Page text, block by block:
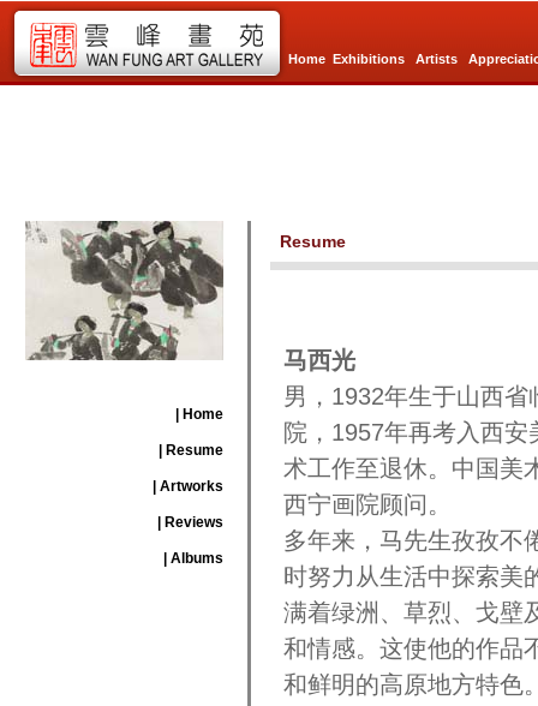
Home Exhibitions Artists
| Home
| Resume
| Artworks
| Reviews
| Albums
Resume
马西光
男，1932年生于山西
院，1957年再考入西
术工作至退休。中国美
西宁画院顾问。
多年来，马先生孜孜不
时努力从生活中探索美
满着绿洲、草烈、戈壁
和情感。这使他的作品
和鲜明的高原地方特色